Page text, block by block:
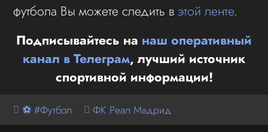
футбола Вы можете следить в этой ленте.
Подписывайтесь на наш оперативный
канал в Телеграм, лучший источник
спортивной информации!
⚽ #Футбол ФК Реал Мадрид